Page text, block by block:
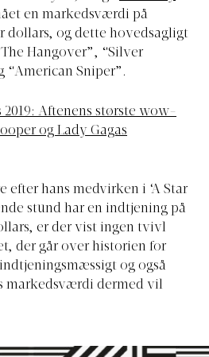
en markedsværdi på
dollars, og dette hovedsagligt
Hangover”, “Silver
“American Sniper”.
2019: Aftenens største wow-
og Lady Gagas
efter hans medvirken i ‘A Star
stund har en indtjening på
er der vist ingen tvivl
der går over historien for
og også
markedsværdi dermed vil